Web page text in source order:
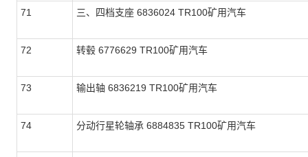
71 三、四档支座 6836024 TR100矿用汽车
72 转毂 6776629 TR100矿用汽车
73 输出轴 6836219 TR100矿用汽车
74 分动行星轮轴承 6884835 TR100矿用汽车